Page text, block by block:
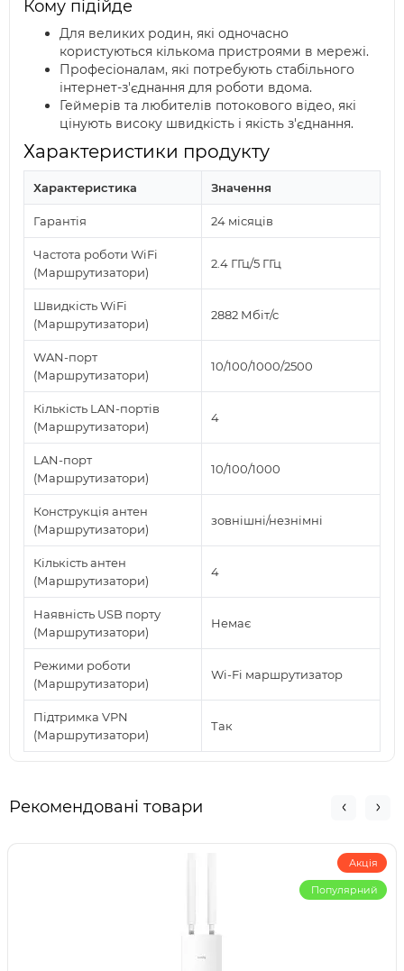
Кому підійде
Для великих родин, які одночасно
користуються кількома пристроями в мережі.
Професіоналам, які потребують стабільного
інтернет-з'єднання для роботи вдома.
Геймерів та любителів потокового відео, які
цінують високу швидкість і якість з'єднання.
Характеристики продукту
Характеристика Значення
Гарантія 24 місяців
Частота роботи WiFi
(Маршрутизатори)
2.4 ГГц/5 ГГц
Швидкість WiFi
(Маршрутизатори)
2882 Мбіт/с
WAN-порт
(Маршрутизатори)
10/100/1000/2500
Кількість LAN-портів
(Маршрутизатори)
4
LAN-порт
(Маршрутизатори)
10/100/1000
Конструкція антен
(Маршрутизатори)
зовнішні/незнімні
Кількість антен
(Маршрутизатори)
4
Наявність USB порту
(Маршрутизатори)
Немає
Режими роботи
(Маршрутизатори)
Wi-Fi маршрутизатор
Підтримка VPN
(Маршрутизатори)
Так
Рекомендовані товари
Акція
Популярний